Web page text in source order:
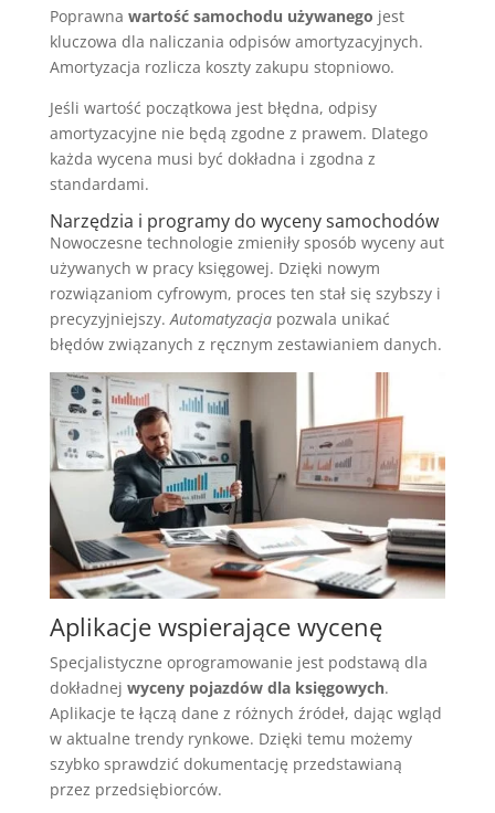
Poprawna wartość samochodu używanego jest
kluczowa dla naliczania odpisów amortyzacyjnych.
Amortyzacja rozlicza koszty zakupu stopniowo.
Jeśli wartość początkowa jest błędna, odpisy
amortyzacyjne nie będą zgodne z prawem. Dlatego
każda wycena musi być dokładna i zgodna z
standardami.
Narzędzia i programy do wyceny samochodów
Nowoczesne technologie zmieniły sposób wyceny aut
używanych w pracy księgowej. Dzięki nowym
rozwiązaniom cyfrowym, proces ten stał się szybszy i
precyzyjniejszy.Automatyzacjapozwala unikać
błędów związanych z ręcznym zestawianiem danych.
Aplikacje wspierające wycenę
Specjalistyczne oprogramowanie jest podstawą dla
dokładnej wyceny pojazdów dla księgowych.
Aplikacje te łączą dane z różnych źródeł, dając wgląd
w aktualne trendy rynkowe. Dzięki temu możemy
szybko sprawdzić dokumentację przedstawianą
przez przedsiębiorców.